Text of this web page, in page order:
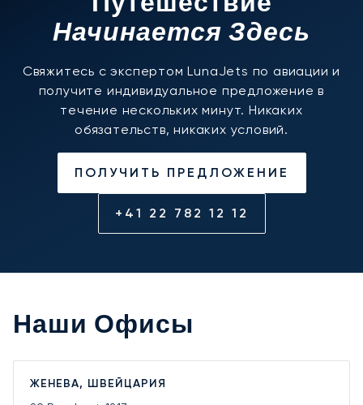
Путешествие
Начинается Здесь
Свяжитесь с экспертом LunaJets по авиации и
получите индивидуальное предложение в
течение нескольких минут. Никаких
обязательств, никаких условий.
ПОЛУЧИТЬ ПРЕДЛОЖЕНИЕ
+41 22 782 12 12
Наши Офисы
ЖЕНЕВА, ШВЕЙЦАРИЯ